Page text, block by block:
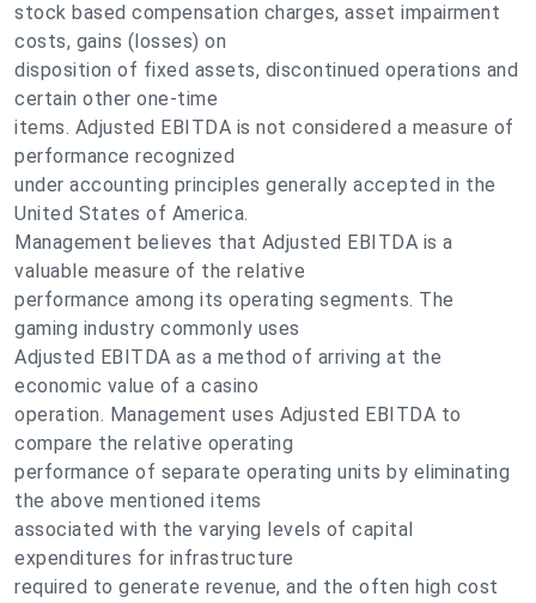
stock based compensation charges, asset impairment
costs, gains (losses) on
disposition of fixed assets, discontinued operations and
certain other one-time
items. Adjusted EBITDA is not considered a measure of
performance recognized
under accounting principles generally accepted in the
United States of America.
Management believes that Adjusted EBITDA is a
valuable measure of the relative
performance among its operating segments. The
gaming industry commonly uses
Adjusted EBITDA as a method of arriving at the
economic value of a casino
operation. Management uses Adjusted EBITDA to
compare the relative operating
performance of separate operating units by eliminating
the above mentioned items
associated with the varying levels of capital
expenditures for infrastructure
required to generate revenue, and the often high cost